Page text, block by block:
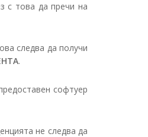
с това да пречи на
следва да получи
.
софтуер
не следва да